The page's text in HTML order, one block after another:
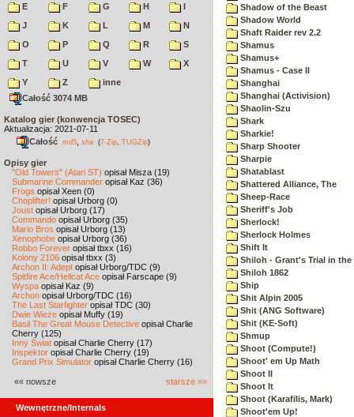
E
F G H
I
J
K L M
N
O
P Q R
S
T
U V W
X
Y
Z
inne
Całość 3074 MB
Katalog gier (konwencja TOSEC)
Aktualizacja: 2021-07-11
Całość md5 sha (7-Zip TUGZip)
Opisy gier
"Old Towers" (Atari ST) opisał Misza (19)
Submarine Commander opisał Kaz (36)
Frogs opisał Xeen (0)
Choplifter! opisał Urborg (0)
Joust opisał Urborg (17)
Commando opisał Urborg (35)
Mario Bros opisał Urborg (13)
Xenophobe opisał Urborg (36)
Robbo Forever opisał tbxx (16)
Kolony 2106 opisał tbxx (3)
Archon II: Adept opisał Urborg/TDC (9)
Spitfire Ace/Hellcat Ace opisał Farscape (9)
Wyspa opisał Kaz (9)
Archon opisał Urborg/TDC (16)
The Last Starfighter opisał TDC (30)
Dwie Wieże opisał Muffy (19)
Basil The Great Mouse Detective opisał Charlie
Cherry (125)
Inny Świat opisał Charlie Cherry (17)
Inspektor opisał Charlie Cherry (19)
Grand Prix Simulator opisał Charlie Cherry (16)
«« nowsze starsze »»
Wewnętrzne/Internals
Shadow of the Beast
Shadow World
Shaft Raider rev 2.2
Shamus
Shamus+
Shamus - Case II
Shanghai
Shanghai (Activision)
Shaolin-Szu
Shark
Sharkie!
Sharp Shooter
Sharpie
Shatablast
Shattered Alliance, The
Sheep-Race
Sheriff's Job
Sherlock!
Sherlock Holmes
Shift It
Shiloh - Grant's Trial in the
Shiloh 1862
Ship
Shit Alpin 2005
Shit (ANG Software)
Shit (KE-Soft)
Shmup
Shoot (Compute!)
Shoot' em Up Math
Shoot II
Shoot It
Shoot (Karafilis, Mark)
Shoot'em Up!